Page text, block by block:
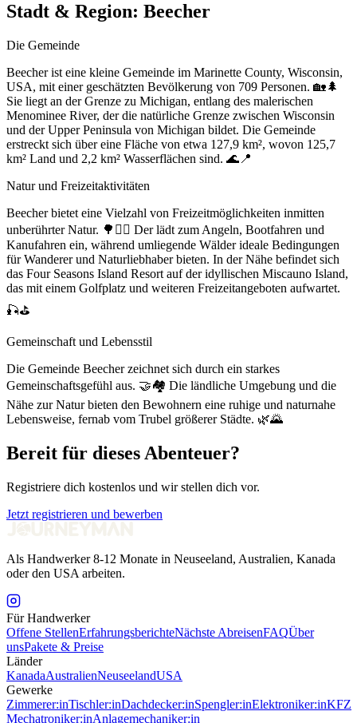
Stadt & Region: Beecher
Die Gemeinde
Beecher ist eine kleine Gemeinde im Marinette County, Wisconsin,
USA, mit einer geschätzten Bevölkerung von 709 Personen. 🏡🌲
Sie liegt an der Grenze zu Michigan, entlang des malerischen
Menominee River, der die natürliche Grenze zwischen Wisconsin
und der Upper Peninsula von Michigan bildet. Die Gemeinde
erstreckt sich über eine Fläche von etwa 127,9 km², wovon 125,7
km² Land und 2,2 km² Wasserflächen sind. 🌊📍
Natur und Freizeitaktivitäten
Beecher bietet eine Vielzahl von Freizeitmöglichkeiten inmitten
unberührter Natur. 🌳🚣‍♂️ Der lädt zum Angeln, Bootfahren und
Kanufahren ein, während umliegende Wälder ideale Bedingungen
für Wanderer und Naturliebhaber bieten. In der Nähe befindet sich
das Four Seasons Island Resort auf der idyllischen Miscauno Island,
das mit einem Golfplatz und weiteren Freizeitangeboten aufwartet.
🎣⛳
Gemeinschaft und Lebensstil
Die Gemeinde Beecher zeichnet sich durch ein starkes
Gemeinschaftsgefühl aus. 🤝🏘️ Die ländliche Umgebung und die
Nähe zur Natur bieten den Bewohnern eine ruhige und naturnahe
Lebensweise, fernab vom Trubel größerer Städte. 🌿🌄
Bereit für dieses Abenteuer?
Registriere dich kostenlos und wir stellen dich vor.
Jetzt registrieren und bewerben
Als Handwerker 8-12 Monate in Neuseeland, Australien, Kanada
oder den USA arbeiten.
Für Handwerker
Offene StellenErfahrungsberichteNächste AbreisenFAQÜber
unsPakete & Preise
Länder
KanadaAustralienNeuseelandUSA
Gewerke
Zimmerer:inTischler:inDachdecker:inSpengler:inElektroniker:inKFZ
Mechatroniker:inAnlagemechaniker:in